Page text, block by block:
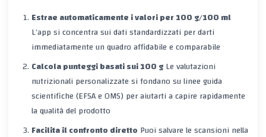
Estrae automaticamente i valori per 100 g/100 ml
L’app si concentra sui dati standardizzati per darti
immediatamente un quadro affidabile e comparabile
Calcola punteggi basati sui 100 gLe valutazioni
nutrizionali personalizzate si fondano su linee guida
scientifiche (EFSA e OMS) per aiutarti a capire rapidamente
la qualità del prodotto
Facilita il confronto diretto Puoi salvare le scansioni nella